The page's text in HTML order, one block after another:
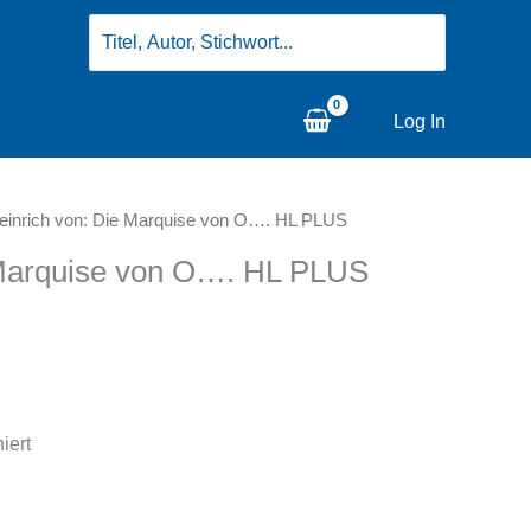
for:
Log In
von: Die Marquise von O…. HL PLUS
von O…. HL PLUS